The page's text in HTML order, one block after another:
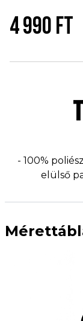
4 990 FT
- 100%
elülső